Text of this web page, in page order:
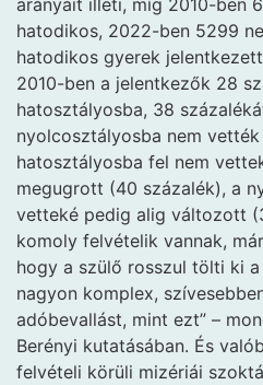
arányait illeti, míg 2010-ben
hatodikos, 2022-ben 5299
hatodikos gyerek
2010-ben a jelentkezők 28
hatosztályosba, 38
nyolcosztályosba nem
hatosztályosba fel nem
megugrott (40 százalék), a
vetteké pedig alig változott
komoly felvételik vannak,
hogy a szülő rosszul tölti ki
nagyon komplex,
adóbevallást, mint ezt” –
Berényi kutatásában. És
felvételi körüli mizériái